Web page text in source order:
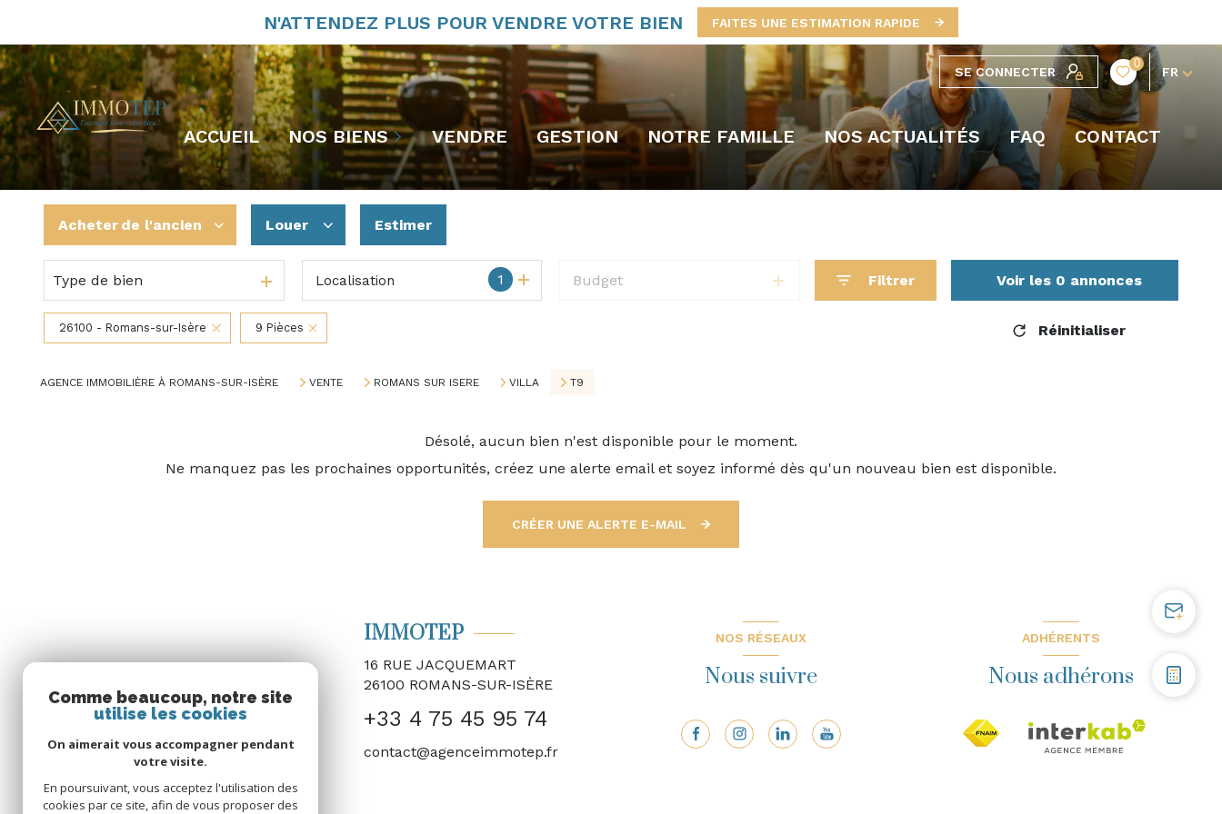
N'ATTENDEZ PLUS POUR VENDRE VOTRE BIEN FAITES UNE ESTIMATION RAPIDE
SE CONNECTER
0
FR
ACCUEIL NOS BIENS
En vente
Nos biens vendus
Nos biens à louer
VENDRE GESTION NOTRE FAMILLE NOS ACTUALITÉS FAQ CONTACT
Acheter de l'ancien
De l'ancien
De l'immo pro
Louer
à l'année
Estimer
Type de bien 1
Localisation Budget Filtrer Voir les 0 annonces
26100 - Romans-sur-Isère 9 Pièces Réinitialiser
AGENCE IMMOBILIÈRE À ROMANS-SUR-ISÈRE VENTE ROMANS SUR ISERE VILLA T9
Désolé, aucun bien n'est disponible pour le moment.
Ne manquez pas les prochaines opportunités, créez une alerte email et soyez informé dès qu'un nouveau bien est disponible.
CRÉER UNE ALERTE E-MAIL
IMMOTEP
16 RUE JACQUEMART
26100 ROMANS-SUR-ISÈRE
+33 4 75 45 95 74
contact@agenceimmotep.fr
NOS RÉSEAUX
Nous suivre
ADHÉRENTS
Nous adhérons
Comme beaucoup, notre site
utilise les cookies
On aimerait vous accompagner pendant
votre visite.
En poursuivant, vous acceptez l'utilisation des
cookies par ce site, afin de vous proposer des